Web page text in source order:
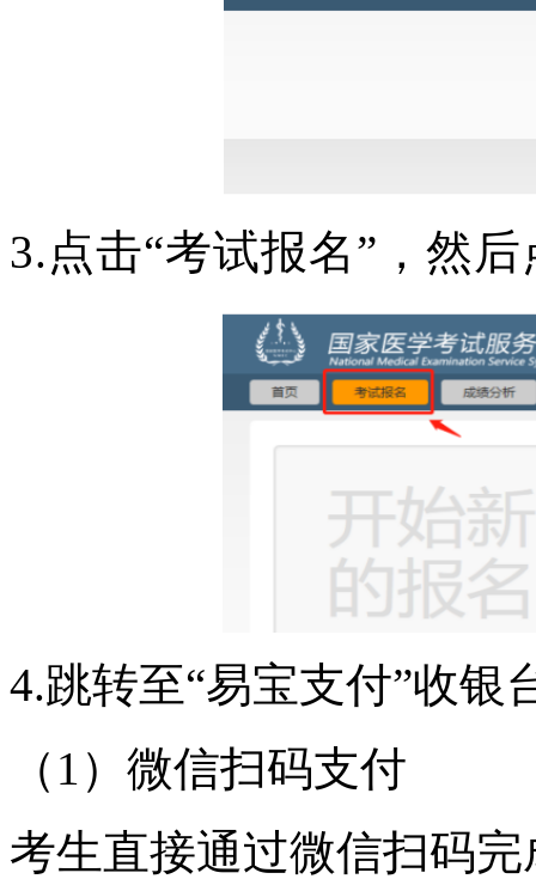
3.点击“考试报名”，然后
4.跳转至“易宝支付”收银
（1）微信扫码支付
考生直接通过微信扫码